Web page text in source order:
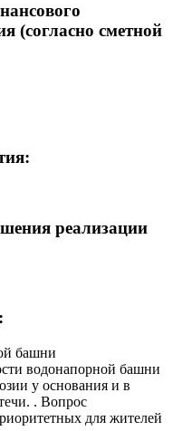
(согласно сметной
реализации
башни
водонапорной башни
у основания и в
. Вопрос
для жителей